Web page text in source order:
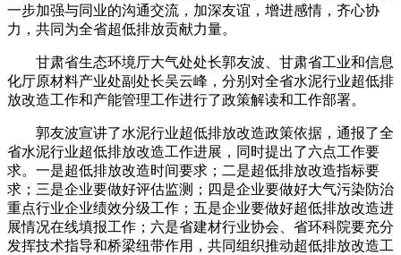
一步加强与同业的沟通交流，加深友谊，增进感情，齐心协
力，共同为全省超低排放贡献力量。
甘肃省生态环境厅大气处处长郭友波、甘肃省工业和信息
化厅原材料产业处副处长吴云峰，分别对全省水泥行业超低排
放改造工作和产能管理工作进行了政策解读和工作部署。
郭友波宣讲了水泥行业超低排放改造政策依据，通报了全
省水泥行业超低排放改造工作进展，同时提出了六点工作要
求。一是超低排放改造时间要求；二是超低排放改造指标要
求；三是企业要做好评估监测；四是企业要做好大气污染防治
重点行业企业绩效分级工作；五是企业要做好超低排放改造进
展情况在线填报工作；六是省建材行业协会、省环科院要充分
发挥技术指导和桥梁纽带作用，共同组织推动超低排放改造工